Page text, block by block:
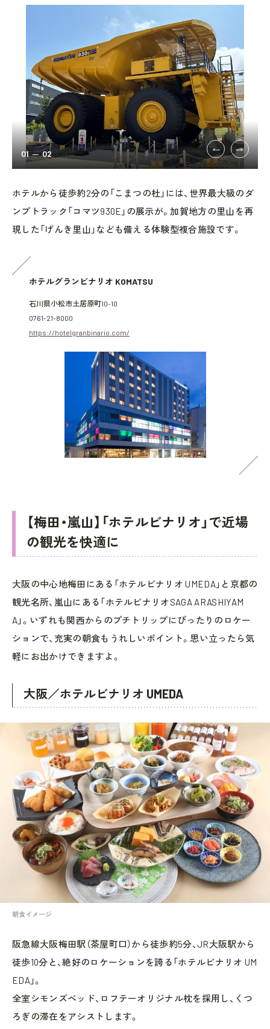
01 02
ホテルから徒歩約2分の「こまつの杜」には、世界最大級のダ
ンプトラック「コマツ930E」の展示が。加賀地方の里山を再
現した「げんき里山」なども備える体験型複合施設です。
ホテルグランビナリオ KOMATSU
石川県小松市土居原町10-10
0761-21-8000
https://hotelgranbinario.com/
【梅田・嵐山】「ホテルビナリオ」で近場
の観光を快適に
大阪の中心地梅田にある「ホテルビナリオ UMEDA」と京都の
観光名所、嵐山にある「ホテルビナリオSAGA ARASHIYAM
A」。いずれも関西からのプチトリップにぴったりのロケー
ションで、充実の朝食もうれしいポイント。思い立ったら気
軽にお出かけできますよ。
大阪／ホテルビナリオ UMEDA
朝食イメージ
阪急線大阪梅田駅（茶屋町口）から徒歩約5分、JR大阪駅から
徒歩10分と、絶好のロケーションを誇る「ホテルビナリオ UM
EDA」。
全室シモンズベッド、ロフテーオリジナル枕を採用し、くつ
ろぎの滞在をアシストします。